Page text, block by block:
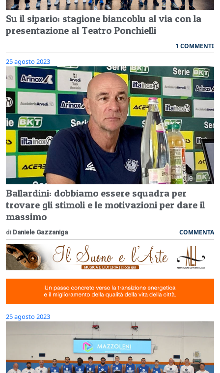
Su il sipario: stagione biancoblu al via con la
presentazione al Teatro Ponchielli
1 COMMENTI
25 agosto 2023
Ballardini: dobbiamo essere squadra per
trovare gli stimoli e le motivazioni per dare il
massimo
di Daniele Gazzaniga COMMENTA
25 agosto 2023